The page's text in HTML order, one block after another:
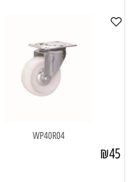
WP40R04
₪45